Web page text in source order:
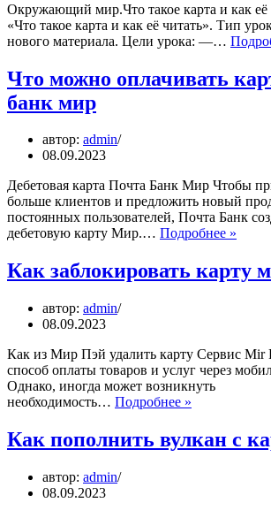
Окружающий мир.Что такое карта и как её
«Что такое карта и как её читать». Тип
нового материала. Цели урока: —…
Что можно оплачивать
банк мир
автор: admin
08.09.2023
Дебетовая карта Почта Банк Мир Чтобы
больше клиентов и предложить новый
постоянных пользователей, Почта Банк
дебетовую карту Мир.… Подробнее »
Как заблокировать карту
автор: admin
08.09.2023
Как из Мир Пэй удалить карту Сервис
способ оплаты товаров и услуг через
Однако, иногда может возникнуть
необходимость… Подробнее »
мир
Как пополнить вулкан с
автор: admin
08.09.2023